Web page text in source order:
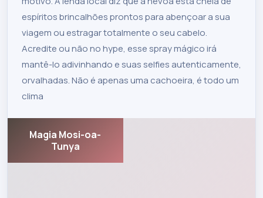
espíritos brincalhões prontos para abençoar a sua
viagem ou estragar totalmente o seu cabelo.
Acredite ou não no hype, esse spray mágico irá
mantê-lo adivinhando e suas selfies autenticamente,
orvalhadas. Não é apenas uma cachoeira, é todo um
clima
Magia Mosi-oa-
Tunya